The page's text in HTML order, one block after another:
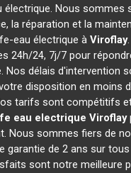
électrique. Nous sommes
la réparation et la
eau électrique à Viroflay
24h/24, 7j/7 pour
Nos délais d'intervention
disposition en moins
tarifs sont compétitifs
eau electrique Viroflay
Nous sommes fiers de
garantie de 2 ans sur
sont notre meilleure